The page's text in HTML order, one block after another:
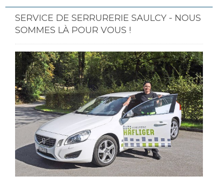
SERVICE DE SERRURERIE SAULCY - NOUS
SOMMES LÀ POUR VOUS !